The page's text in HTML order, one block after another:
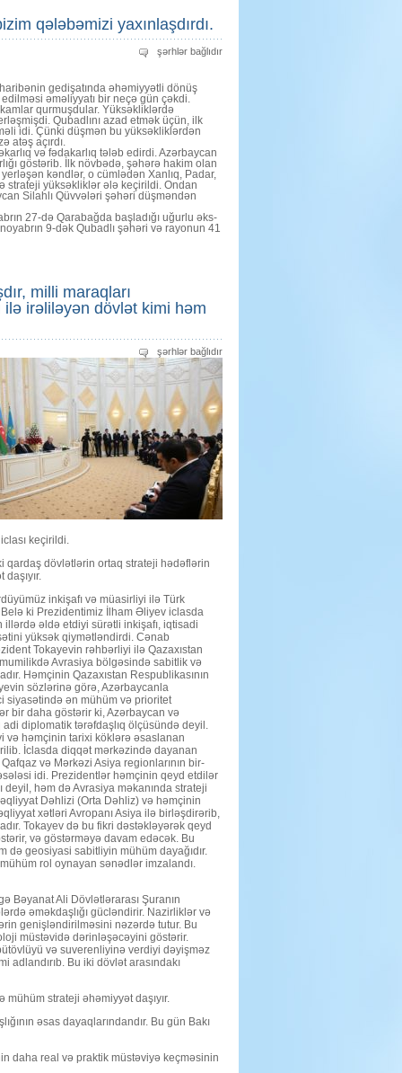
qələbəmizi yaxınlaşdırdı.
Oktyabrın
25-
şəhərinin
azad
edilməsi
bizim
qələbəmizi
üçün
şərhlər bağlıdır
gedişatında əhəmiyyətli dönüş
əməliyyatı bir neçə gün çəkdi.
qurmuşdular. Yüksəkliklərdə
Qubadlını azad etmək üçün, ilk
idi. Çünki düşmən bu yüksəkliklərdən
atəş açırdı.
və fədakarlıq tələb edirdi. Azərbaycan
göstərib. İlk növbədə, şəhərə hakim olan
kəndlər, o cümlədən Xanlıq, Padar,
strateji yüksəkliklər ələ keçirildi. Ondan
Silahlı Qüvvələri şəhəri düşməndən
27-də Qarabağda başladığı uğurlu əks-
9-dək Qubadlı şəhəri və rayonun 41
milli maraqları
irəliləyən dövlət kimi həm
Bu
gün
Qazaxıstan
bütün
dünyada
etibarlı
tərəfdaşdır,
milli
maraqları
çərçivəsində
öz
siyasətini
həyata
keçirən,
öz
kursu
irəliləyən
də
hər
yaxşı
dostdur
üçün
şərhlər bağlıdır
keçirildi.
qardaş dövlətlərin ortaq strateji hədəflərin
inkişafı və müasirliyi ilə Türk
Belə ki Prezidentimiz İlham Əliyev iclasda
illərdə əldə etdiyi sürətli inkişafı, iqtisadi
yüksək qiymətləndirdi. Cənab
Tokayevin rəhbərliyi ilə Qazaxıstan
Avrasiya bölgəsində sabitlik və
Həmçinin Qazaxıstan Respublikasının
sözlərinə görə, Azərbaycanla
siyasətində ən mühüm və prioritet
bir daha göstərir ki, Azərbaycan və
adi diplomatik tərəfdaşlıq ölçüsündə deyil.
və həmçinin tarixi köklərə əsaslanan
İclasda diqqət mərkəzində dayanan
və Mərkəzi Asiya regionlarının bir-
idi. Prezidentlər həmçinin qeyd etdilər
deyil, həm də Avrasiya məkanında strateji
Dəhlizi (Orta Dəhliz) və həmçinin
xətləri Avropanı Asiya ilə birləşdirərib,
Tokayev də bu fikri dəstəkləyərək qeyd
və göstərməyə davam edəcək. Bu
geosiyasi sabitliyin mühüm dayağıdır.
rol oynayan sənədlər imzalandı.
Bəyanat Ali Dövlətlərarası Şuranın
əməkdaşlığı gücləndirir. Nazirliklər və
genişləndirilməsini nəzərdə tutur. Bu
müstəvidə dərinləşəcəyini göstərir.
və suverenliyinə verdiyi dəyişməz
adlandırıb. Bu iki dövlət arasındakı
strateji əhəmiyyət daşıyır.
əsas dayaqlarındandır. Bu gün Bakı
daha real və praktik müstəviyə keçməsinin